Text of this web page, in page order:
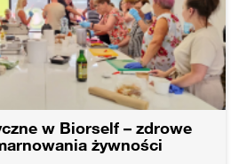
w Biorself – zdrowe
żywności